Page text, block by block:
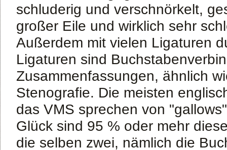
schluderig und verschnörkelt,
großer Eile und wirklich sehr
Außerdem mit vielen Ligaturen
Ligaturen sind
Zusammenfassungen, ähnlich
Stenografie. Die meisten
das VMS sprechen von
Glück sind 95 % oder mehr
die selben zwei, nämlich die